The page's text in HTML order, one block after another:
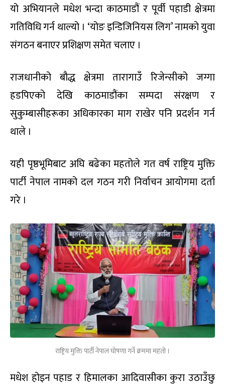
यो अभियानले मधेश भन्दा काठमाडौं र पूर्वी पहाडी क्षेत्रमा
गतिविधि गर्न थाल्यो । ‘योङ इन्डिजिनियस लिग’ नामको युवा
संगठन बनाएर प्रशिक्षण समेत चलाए ।
राजधानीको बौद्ध क्षेत्रमा तारागाउँ रिजेन्सीको जग्गा
हडपिएको देखि काठमाडौंका सम्पदा संरक्षण र
सुकुम्बासीहरूका अधिकारका माग राखेर पनि प्रदर्शन गर्न
थाले ।
यही पृष्ठभूमिबाट अघि बढेका महतोले गत वर्ष राष्ट्रिय मुक्ति
पार्टी नेपाल नामको दल गठन गरी निर्वाचन आयोगमा दर्ता
गरे ।
राष्ट्रिय मुक्ति पार्टी नेपाल घोषणा गर्ने क्रममा महतो ।
मधेश होइन पहाड र हिमालका आदिवासीका कुरा उठाउँछु